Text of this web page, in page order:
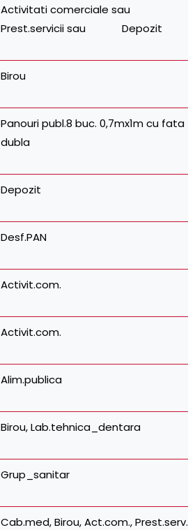
Activitati comerciale sau
Prest.servicii sau Depozit
Birou
Panouri publ.8 buc. 0,7mx1m cu fata
dubla
Depozit
Desf.PAN
Activit.com.
Activit.com.
Alim.publica
Birou, Lab.tehnica_dentara
Grup_sanitar
Cab.med, Birou, Act.com., Prest.serv.